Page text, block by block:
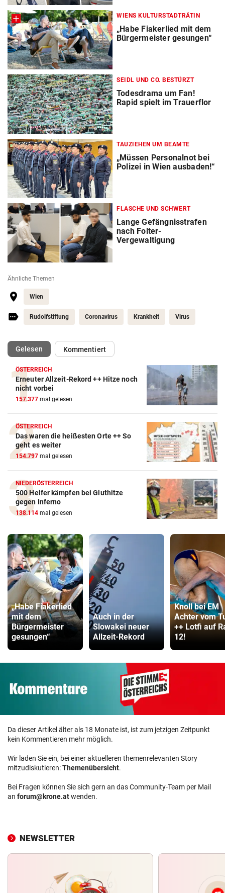
WIENS KULTURSTADTRÄTIN
„Habe Fiakerlied mit dem
Bürgermeister gesungen“
SEIDL UND CO. BESTÜRZT
Todesdrama um Fan!
Rapid spielt im Trauerflor
TAUZIEHEN UM BEAMTE
„Müssen Personalnot bei
Polizei in Wien ausbaden!“
FLASCHE UND SCHWERT
Lange Gefängnisstrafen
nach Folter-
Vergewaltigung
Ähnliche Themen
Wien
Rudolfstiftung Coronavirus Krankheit Virus
Gelesen(ausgewählt)Kommentiert
ÖSTERREICH
Erneuter Allzeit-Rekord ++ Hitze noch
nicht vorbei
157.377 mal gelesen
ÖSTERREICH
Das waren die heißesten Orte ++ So
geht es weiter
154.797 mal gelesen
NIEDERÖSTERREICH
500 Helfer kämpfen bei Gluthitze
gegen Inferno
138.114 mal gelesen
„Habe Fiakerlied
mit dem
Bürgermeister
gesungen“
Auch in der
Slowakei neuer
Allzeit-Rekord
Knoll bei EM
Achter vom
++ Lotfi auf
12!
Da dieser Artikel älter als 18 Monate ist, ist zum jetzigen Zeitpunkt
kein Kommentieren mehr möglich.
Wir laden Sie ein, bei einer aktuelleren themenrelevanten Story
mitzudiskutieren:Themenübersicht.
Bei Fragen können Sie sich gern an das Community-Team per Mail
an forum@krone.atwenden.
NEWSLETTER